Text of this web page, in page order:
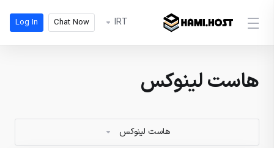
IRT
Chat Now
Log In
هاست لینوکس
هاست لینوکس